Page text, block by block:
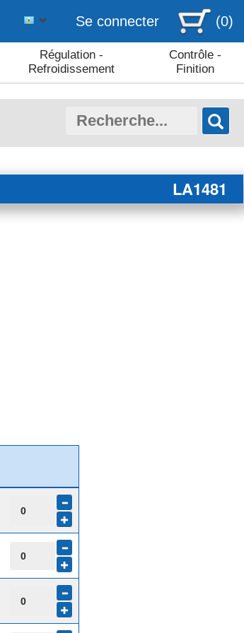
Se connecter (0)
Régulation -
Refroidissement
Contrôle -
Finition
LA1481